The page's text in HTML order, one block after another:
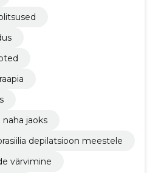
naha jaoks
depilatsioon meestele
värvimine